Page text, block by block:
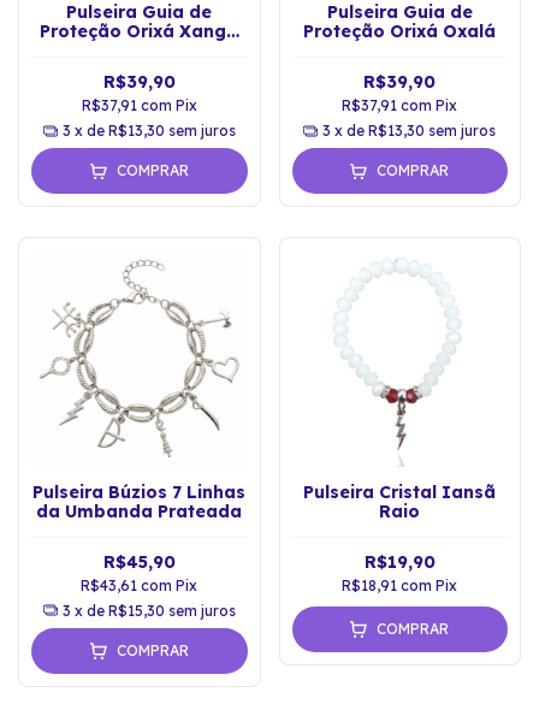
Pulseira Guia de
Proteção Orixá Xangô
R$39,90
R$37,91 com Pix
3 x de R$13,30 sem juros
COMPRAR
Pulseira Guia de
Proteção Orixá Oxalá
R$39,90
R$37,91com Pix
3 x deR$13,30 sem juros
COMPRAR
Pulseira Búzios 7 Linhas
da Umbanda Prateada
R$45,90
R$43,61com Pix
3 x de R$15,30 sem juros
COMPRAR
Pulseira Cristal Iansã
Raio
R$19,90
R$18,91com Pix
COMPRAR